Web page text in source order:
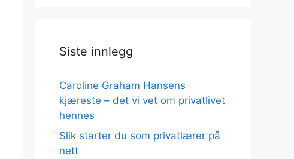
Siste innlegg
Caroline Graham Hansens
kjæreste – det vi vet om privatlivet
hennes
Slik starter du som privatlærer på
nett